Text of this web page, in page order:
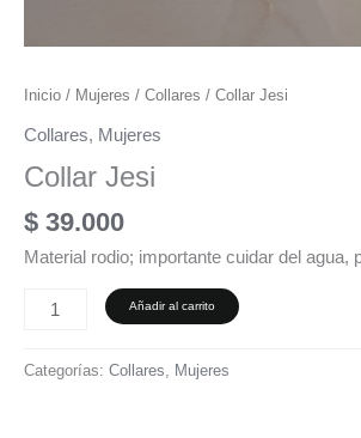
Inicio / Mujeres / Collares / Collar Jesi
Collares, Mujeres
Collar Jesi
$ 39.000
Material rodio; importante cuidar del agua,
Añadir al carrito
Categorías: Collares, Mujeres